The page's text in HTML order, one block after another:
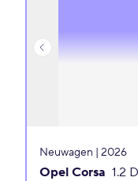
Neuwagen | 2026
Opel Corsa 1.2